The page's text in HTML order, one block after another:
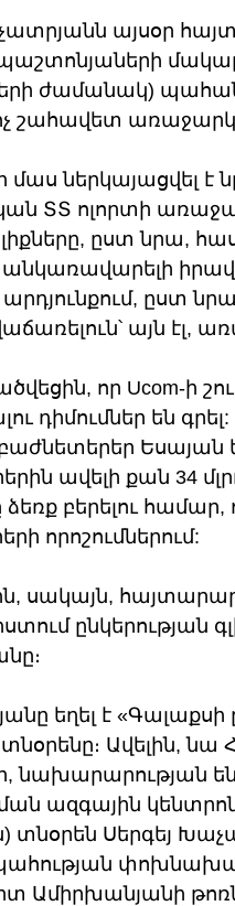
այսօր
ժամանակ)
ոչ շահավետ
ներկայացվել է
ՏՏ ոլորտի
ըստ նրա,
արդյունքում, ըստ
այն էլ,
որ Ucom-ի
դիմումներ են գրել:
բաժնետերեր
ավելի քան 34
բերելու
որոշումներում:
սակայն,
ընկերության
եղել է «Գալաքսի
Ավելին,
ազգային
տնօրեն Սերգեյ
Ամիրխանյանի